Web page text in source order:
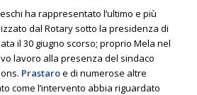
ha rappresentato l’ultimo e più
dal Rotary sotto la presidenza di
il 30 giugno scorso; proprio Mela nel
lavoro alla presenza del sindaco
Prastaroe di numerose altre
come l’intervento abbia riguardato